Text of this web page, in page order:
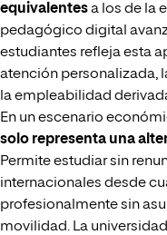
equivalentesa los de la
pedagógico digital
estudiantes refleja esta
atención personalizada,
la empleabilidad
En un escenario
solo representa una
Permite estudiar sin
internacionales desde
profesionalmente sin
movilidad. La